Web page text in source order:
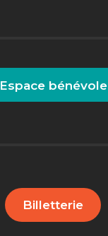
Espace bénévole
Billetterie